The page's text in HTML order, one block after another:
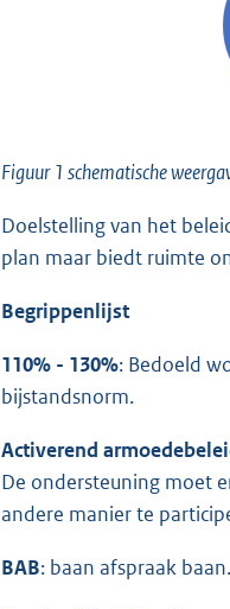
Figuur 1 schematische
Doelstelling van het
plan maar biedt ruimte
Begrippenlijst
110% - 130%: Bedoeld
bijstandsnorm.
Activerend
De ondersteuning moet
andere manier te
BAB: baan afspraak baan.